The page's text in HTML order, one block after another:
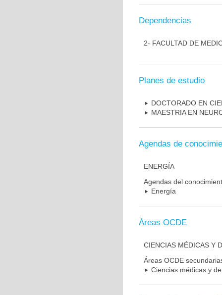
Dependencias
2- FACULTAD DE
Planes de estudio
DOCTORADO EN
MAESTRIA EN
Agendas de
ENERGÍA
Agendas del
Energía
Áreas OCDE
CIENCIAS MÉDICAS Y
Áreas OCDE
Ciencias médicas y